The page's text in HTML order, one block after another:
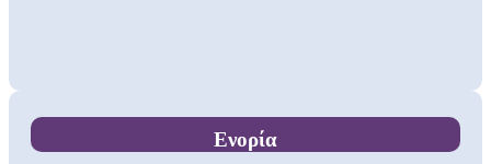
Ενορία